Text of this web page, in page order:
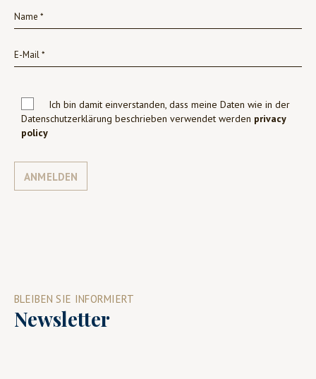
Ich bin damit einverstanden, dass meine Daten wie in der
Datenschutzerklärung beschrieben verwendet werden privacy
policy
ANMELDEN
BLEIBEN SIE INFORMIERT
Newsletter